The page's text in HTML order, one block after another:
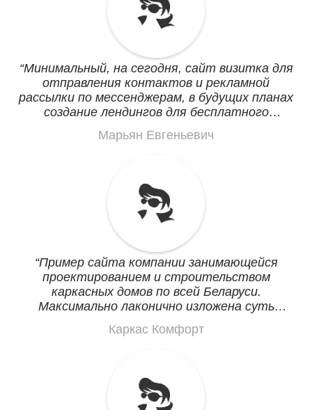
Минимальный, на сегодня, сайт визитка для
отправления контактов и рекламной
рассылки по мессенджерам, в будущих планах
создание лендингов для бесплатного
реклама.
Марьян Евгеньевич
Пример сайта компании занимающейся
проектированием и строительством
каркасных домов по всей Беларуси.
Максимально лаконично изложена суть
компании и ее предложения в этих
страницах.
Каркас Комфорт